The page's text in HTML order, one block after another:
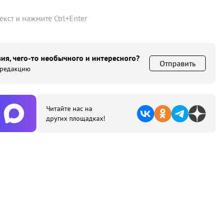
и нажмите Ctrl+Enter
чего-то необычного и интересного?
Отправить
Читайте нас на
других площадках!